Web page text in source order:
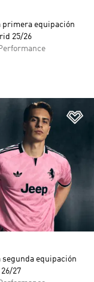
primera equipación
25/26
de deseos
segunda equipación
27